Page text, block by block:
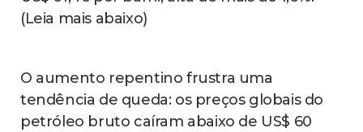
(Leia mais abaixo)
O aumento repentino frustra uma
tendência de queda: os preços globais do
petróleo bruto caíram abaixo de US$ 60